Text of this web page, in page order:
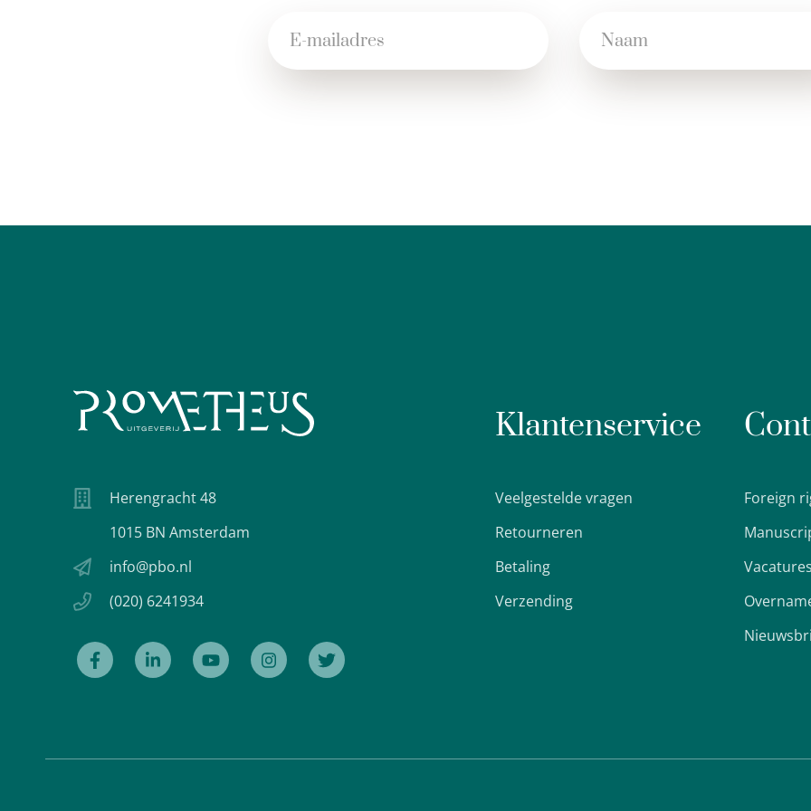
Herengracht 48
1015 BN Amsterdam
info@pbo.nl
(020) 6241934
Klantenservice
Veelgestelde vragen
Retourneren
Betaling
Verzending
Foreign